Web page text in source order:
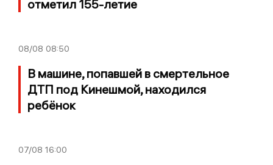
отметил 155-летие
08/08 08:50
В машине, попавшей в смертельное
ДТП под Кинешмой, находился
ребёнок
07/08 16:00